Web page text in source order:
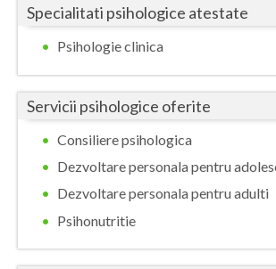
Specialitati psihologice atestate
Psihologie clinica
Servicii psihologice oferite
Consiliere psihologica
Dezvoltare personala pentru
Dezvoltare personala pentru adulti
Psihonutritie